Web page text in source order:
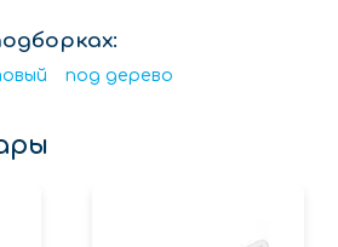
под дерево